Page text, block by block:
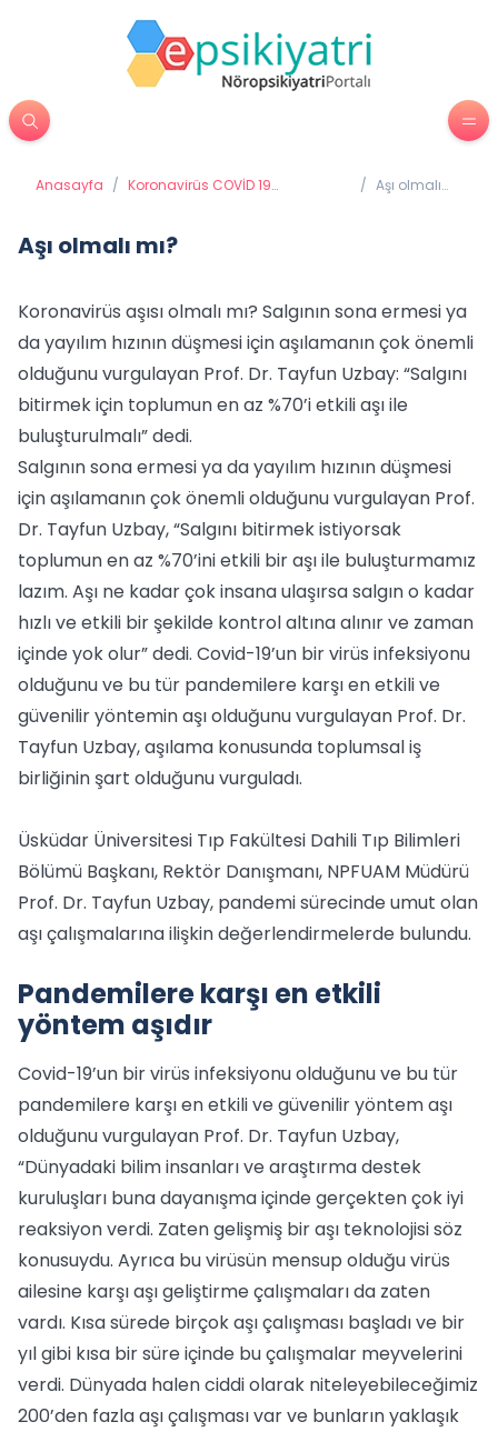
Anasayfa / Koronavirüs COVİD 19
/ Aşı olmalı
Aşı olmalı mı?
Koronavirüs aşısı olmalı mı? Salgının sona ermesi ya
da yayılım hızının düşmesi için aşılamanın çok önemli
olduğunu vurgulayan Prof. Dr. Tayfun Uzbay: “Salgını
bitirmek için toplumun en az %70’i etkili aşı ile
buluşturulmalı” dedi.
Salgının sona ermesi ya da yayılım hızının düşmesi
için aşılamanın çok önemli olduğunu vurgulayan Prof.
Dr. Tayfun Uzbay, “Salgını bitirmek istiyorsak
toplumun en az %70’ini etkili bir aşı ile buluşturmamız
lazım. Aşı ne kadar çok insana ulaşırsa salgın o kadar
hızlı ve etkili bir şekilde kontrol altına alınır ve zaman
içinde yok olur” dedi. Covid-19’un bir virüs infeksiyonu
olduğunu ve bu tür pandemilere karşı en etkili ve
güvenilir yöntemin aşı olduğunu vurgulayan Prof. Dr.
Tayfun Uzbay, aşılama konusunda toplumsal iş
birliğinin şart olduğunu vurguladı.
Üsküdar Üniversitesi Tıp Fakültesi Dahili Tıp Bilimleri
Bölümü Başkanı, Rektör Danışmanı, NPFUAM Müdürü
Prof. Dr. Tayfun Uzbay, pandemi sürecinde umut olan
aşı çalışmalarına ilişkin değerlendirmelerde bulundu.
Pandemilere karşı en etkili
yöntem aşıdır
Covid-19’un bir virüs infeksiyonu olduğunu ve bu tür
pandemilere karşı en etkili ve güvenilir yöntem aşı
olduğunu vurgulayan Prof. Dr. Tayfun Uzbay,
“Dünyadaki bilim insanları ve araştırma destek
kuruluşları buna dayanışma içinde gerçekten çok iyi
reaksiyon verdi. Zaten gelişmiş bir aşı teknolojisi söz
konusuydu. Ayrıca bu virüsün mensup olduğu virüs
ailesine karşı aşı geliştirme çalışmaları da zaten
vardı. Kısa sürede birçok aşı çalışması başladı ve bir
yıl gibi kısa bir süre içinde bu çalışmalar meyvelerini
verdi. Dünyada halen ciddi olarak niteleyebileceğimiz
200’den fazla aşı çalışması var ve bunların yaklaşık